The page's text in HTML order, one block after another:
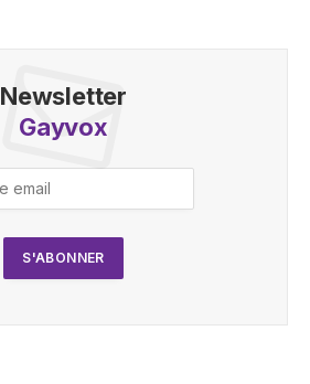
Newsletter
Gayvox